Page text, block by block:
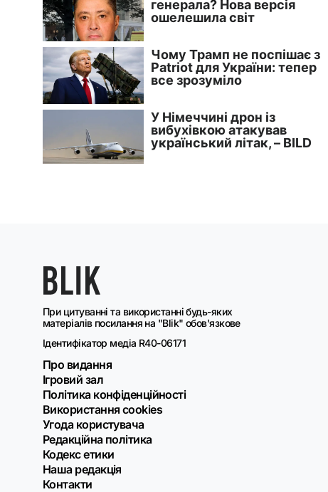
При цитуванні та використанні будь-яких
матеріалів посилання на "Blik" обов'язкове
Ідентифікатор медіа R40-06171
Про видання
Ігровий зал
Політика конфіденційності
Використання cookies
Угода користувача
Редакційна політика
Кодекс етики
Наша редакція
Контакти